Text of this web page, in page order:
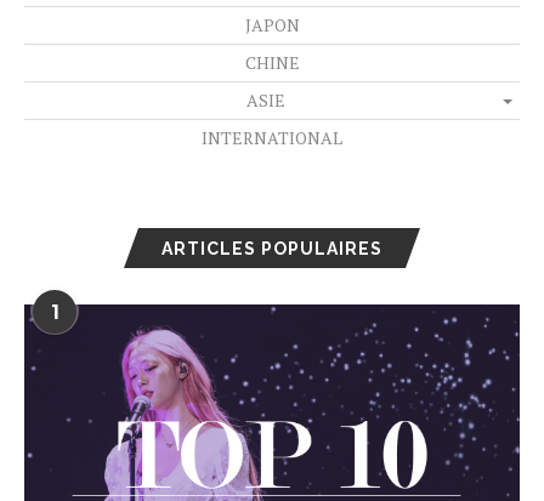
JAPON
CHINE
ASIE
INTERNATIONAL
ARTICLES POPULAIRES
1